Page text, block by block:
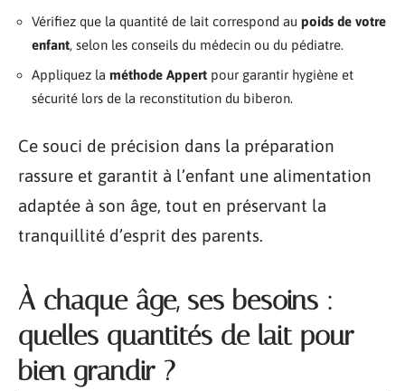
Vérifiez que la quantité de lait correspond au poids de votre
enfant, selon les conseils du médecin ou du pédiatre.
Appliquez la méthode Appert pour garantir hygiène et
sécurité lors de la reconstitution du biberon.
Ce souci de précision dans la préparation
rassure et garantit à l’enfant une alimentation
adaptée à son âge, tout en préservant la
tranquillité d’esprit des parents.
À chaque âge, ses besoins :
quelles quantités de lait pour
bien grandir ?